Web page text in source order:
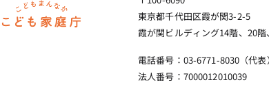
東京都千代田区霞が関3-2-5
霞が関ビルディング14階、20
電話番号：03-6771-8030（代表）
法人番号：7000012010039